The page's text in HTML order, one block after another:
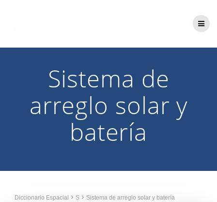
Sistema de
arreglo solar y
batería
Diccionario Espacial S Sistema de arreglo solar y batería